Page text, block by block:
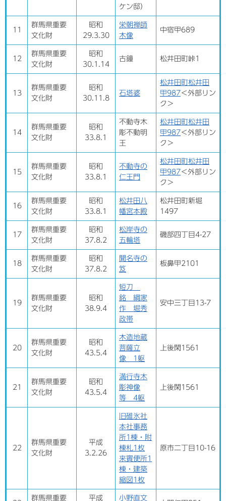
ケン邸）
11
群馬県重要
文化財
昭和
29.3.30
栄朝禅師
木像
中宿甲689
12
群馬県重要
文化財
昭和
30.1.14
古鐘 松井田町峠1
13
群馬県重要
文化財
昭和
30.11.8
石塔婆
松井田町松井田
甲987＜外部リン
ク＞
14
群馬県重要
文化財
昭和
33.8.1
不動寺木
彫不動明
王
松井田町松井田
甲987＜外部リン
ク＞
15
群馬県重要
文化財
昭和
33.8.1
不動寺の
仁王門
松井田町松井田
甲987＜外部リン
ク＞
16
群馬県重要
文化財
昭和
33.8.1
松井田八
幡宮本殿
松井田町新堀
1497
17
群馬県重要
文化財
昭和
37.8.2
松岸寺の
五輪塔
磯部四丁目4-27
18
群馬県重要
文化財
昭和
37.8.2
聞名寺の
笈
板鼻甲2101
19
群馬県重要
文化財
昭和
38.9.4
短刀
銘 綱家
作 堀秀
政帯
安中三丁目13-7
20
群馬県重要
文化財
昭和
43.5.4
木造地蔵
菩薩立
像 1躯
上後閑1561
21
群馬県重要
文化財
昭和
43.5.4
満行寺木
彫神像
等 4躯
上後閑1561
22
群馬県重要
文化財
平成
3.2.26
旧碓氷社
本社事務
所1棟・附
棟札1枚
来賓便所1
棟・建築
縮図1枚
原市二丁目10-16
群馬県重要 平成 小野直文